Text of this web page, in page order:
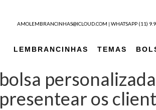
AMOLEMBRANCINHAS@ICLOUD.COM | WHATSAPP (11)
LEMBRANCINHAS TEMAS
bolsa
presentear os